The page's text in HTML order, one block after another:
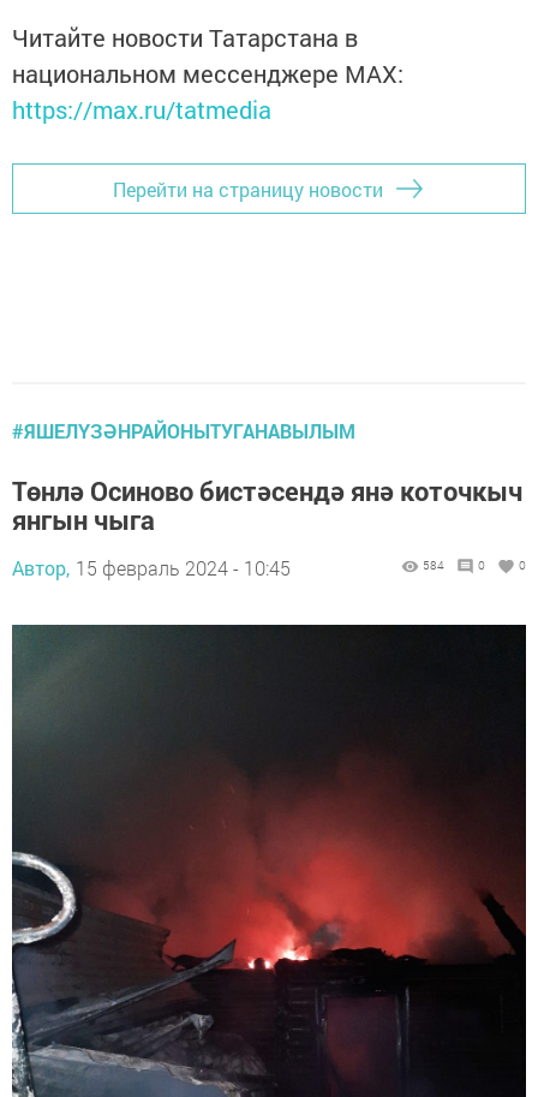
Читайте новости Татарстана в
национальном мессенджере MАХ:
https://max.ru/tatmedia
Перейти на страницу новости
#ЯШЕЛҮЗӘНРАЙОНЫТУГАНАВЫЛЫМ
Төнлә Осиново бистәсендә янә коточкыч
янгын чыга
Автор, 15 февраль 2024 - 10:45 584 0 0